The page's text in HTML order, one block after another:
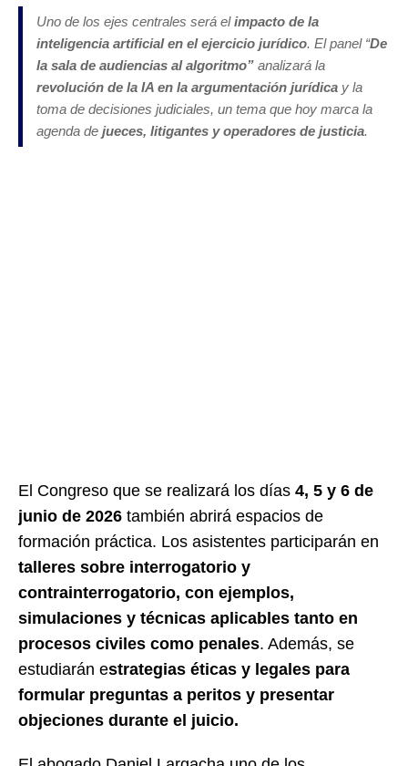
Uno de los ejes centrales será elimpacto de la
inteligencia artificial en el ejercicio jurídico. El panel “De
la sala de audiencias al algoritmo” analizará la
revolución de la IA en la argumentación jurídica y la
toma de decisiones judiciales, un tema que hoy marca la
agenda de jueces, litigantes y operadores de justicia.
El Congreso que se realizará los días 4, 5 y 6 de
junio de 2026 también abrirá espacios de
formación práctica. Los asistentes participarán en
talleres sobre interrogatorio y
contrainterrogatorio, con ejemplos,
simulaciones y técnicas aplicables tanto en
procesos civiles como penales. Además, se
estudiarán estrategias éticas y legales para
formular preguntas a peritos y presentar
objeciones durante el juicio.